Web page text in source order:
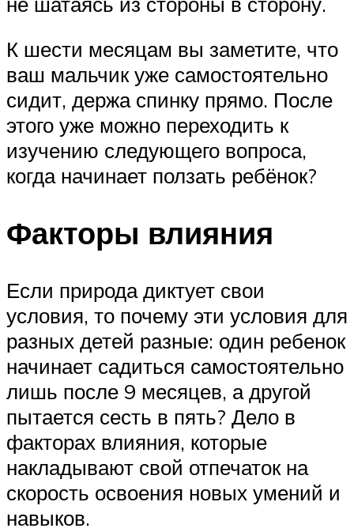
К шести месяцам вы заметите, что
ваш мальчик уже самостоятельно
сидит, держа спинку прямо. После
этого уже можно переходить к
изучению следующего вопроса,
когда начинает ползать ребёнок?
Факторы влияния
Если природа диктует свои
условия, то почему эти условия для
разных детей разные: один ребенок
начинает садиться самостоятельно
лишь после 9 месяцев, а другой
пытается сесть в пять? Дело в
факторах влияния, которые
накладывают свой отпечаток на
скорость освоения новых умений и
навыков.